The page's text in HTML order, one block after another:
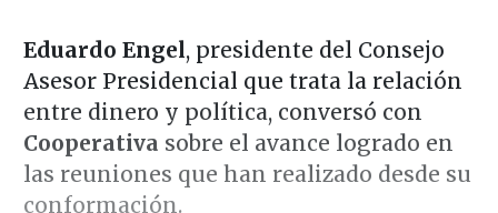
Eduardo Engel, presidente del Consejo
Asesor Presidencial que trata la relación
entre dinero y política, conversó con
Cooperativa sobre el avance logrado en
las reuniones que han realizado desde su
conformación.